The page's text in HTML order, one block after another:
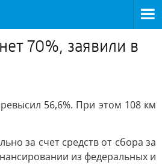
70%, заявили в
56,6%. При этом 108 км
за счет средств от сбора за
из федеральных и